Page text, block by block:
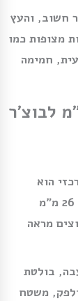
חשוב, והעץ
מצופות כמו
חמימה
בין בוצ׳ר אלון 40 מ״מ לבוצ׳ר
הוא
העובי, המשקל והנוכחות העיצובית. בוצ׳ר אלון 26 מ״מ
מראה
עבה, בולטת
משטח